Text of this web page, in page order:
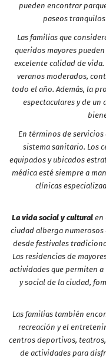
pueden encontrar
paseos
Las familias que
queridos mayores
excelente calidad de
veranos moderados,
todo el año. Además, la
espectaculares y de
En términos de
sistema sanitario. Los
equipados y ubicados
médica esté siempre a
clínicas
La vida social y culturalen
ciudad alberga
desde festivales
Las residencias de
actividades que permiten
y social de la ciudad,
Las familias también
recreación y el
centros deportivos,
de actividades para